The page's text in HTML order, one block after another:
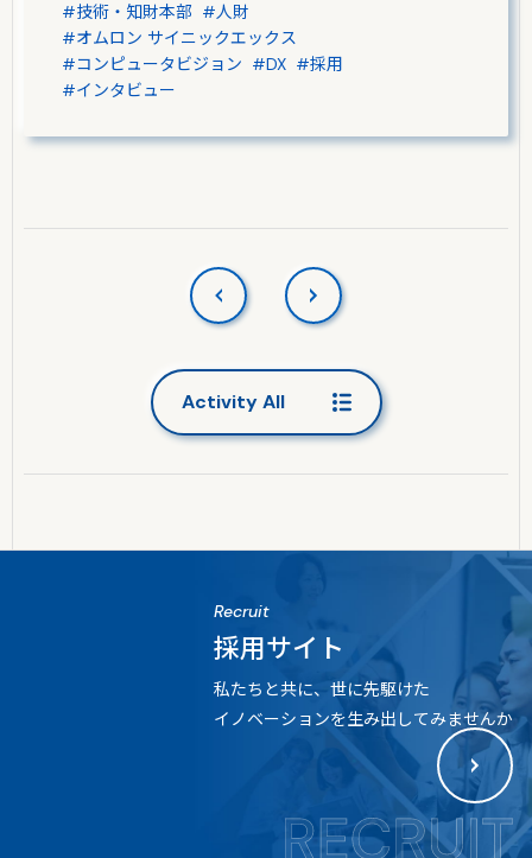
#技術・知財本部 #人財
#オムロン サイニックエックス
#コンピュータビジョン #DX #採用
#インタビュー
Activity All
Recruit
採用サイト
私たちと共に、世に先駆けた
イノベーションを生み出してみませんか